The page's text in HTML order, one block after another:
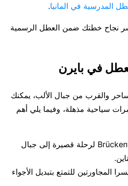
المدرسية في المانيا.
نجاح خطتك ضمن العطل الرسمية
في بايرن
والقرب من جبال الألب، يمكنك
سياحية مذهلة، وفيما يلي أهم
Brückentage لرحلة قصيرة إلى جبال
المجاورتين للتمتع بتبديل الأجواء